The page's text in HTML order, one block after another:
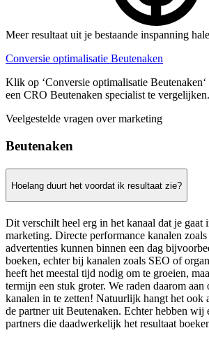
Meer resultaat uit je bestaande inspanning
Conversie optimalisatie Beutenaken
Klik op ‘Conversie optimalisatie
een CRO Beutenaken specialist te vergelijken.
Veelgestelde vragen over marketing
Beutenaken
Hoelang duurt het voordat ik resultaat zie?
Dit verschilt heel erg in het kanaal dat je gaat
marketing. Directe performance kanalen
advertenties kunnen binnen een dag
boeken, echter bij kanalen zoals SEO of
heeft het meestal tijd nodig om te groeien,
termijn een stuk groter. We raden daarom aan
kanalen in te zetten! Natuurlijk hangt het ook
de partner uit Beutenaken. Echter hebben wij
partners die daadwerkelijk het resultaat